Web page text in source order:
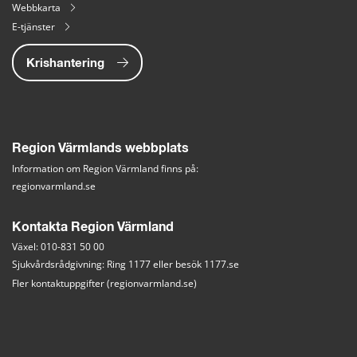
Webbkarta
E-tjänster
Krishantering
Region Värmlands webbplats
Information om Region Värmland finns på:
regionvarmland.se
Kontakta Region Värmland
Växel: 010-831 50 00
Sjukvårdsrådgivning: Ring 1177 eller besök 1177.se
Fler kontaktuppgifter (regionvarmland.se)